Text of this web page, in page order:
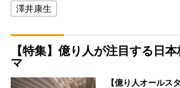
澤井康生
【特集】億り人が注目する日
マ
【億り人オールス